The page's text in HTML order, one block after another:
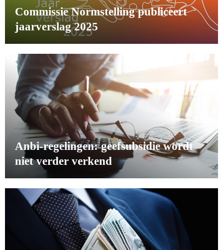
Commissie Normstelling publiceert
jaarverslag 2025
Anbi-regelingen: geefsubsidie wordt
niet verder verkend